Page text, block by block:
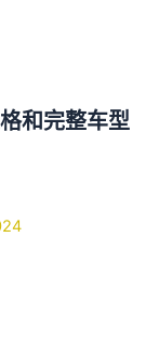
和完整车型